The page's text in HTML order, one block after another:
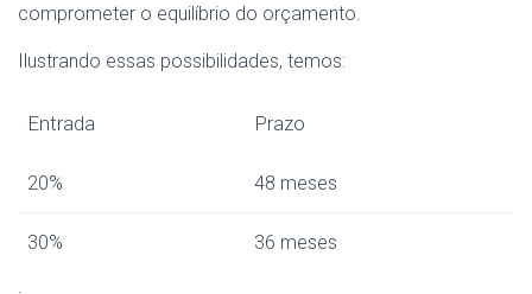
comprometer o equilíbrio do orçamento.
Ilustrando essas possibilidades, temos:
Entrada Prazo
20% 48 meses
30%
36 meses
.